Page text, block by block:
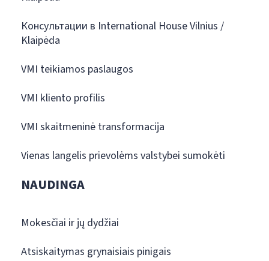
Консультации в International House Vilnius /
Klaipėda
VMI teikiamos paslaugos
VMI kliento profilis
VMI skaitmeninė transformacija
Vienas langelis prievolėms valstybei sumokėti
NAUDINGA
Mokesčiai ir jų dydžiai
Atsiskaitymas grynaisiais pinigais